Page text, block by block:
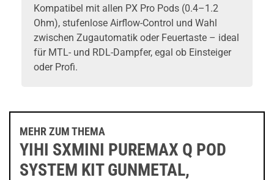
Kompatibel mit allen PX Pro Pods (0.4–1.2
Ohm), stufenlose Airflow-Control und Wahl
zwischen Zugautomatik oder Feuertaste – ideal
für MTL- und RDL-Dampfer, egal ob Einsteiger
oder Profi.
MEHR ZUM THEMA
YIHI SXMINI PUREMAX Q POD
SYSTEM KIT GUNMETAL,